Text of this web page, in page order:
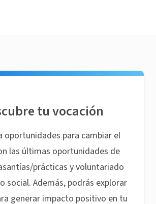
tu vocación
oportunidades para cambiar el
las últimas oportunidades de
prácticas y voluntariado
social. Además, podrás explorar
generar impacto positivo en tu